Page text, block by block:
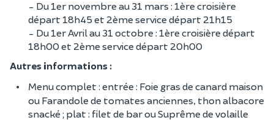
- Du 1er novembre au 31 mars : 1ère croisière
départ 18h45 et 2ème service départ 21h15
- Du 1er Avril au 31 octobre : 1ère croisière départ
18h00 et 2ème service départ 20h00
Autres informations :
Menu complet : entrée : Foie gras de canard maison
ou Farandole de tomates anciennes, thon albacore
snacké ; plat : filet de bar ou Suprême de volaille